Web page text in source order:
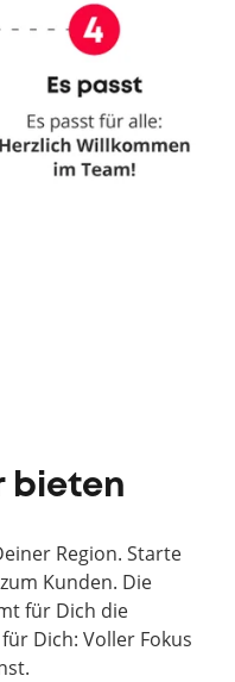
bieten
Region. Starte
Kunden. Die
für Dich die
Dich: Voller Fokus